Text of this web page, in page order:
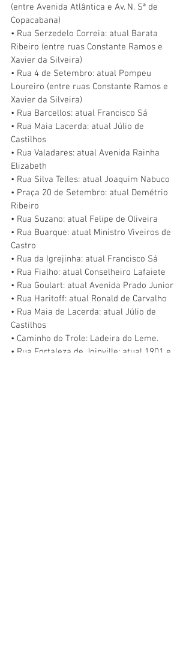
(entre Avenida Atlântica e Av. N. Sª de
Copacabana)
• Rua Serzedelo Correia: atual Barata
Ribeiro (entre ruas Constante Ramos e
Xavier da Silveira)
• Rua 4 de Setembro: atual Pompeu
Loureiro (entre ruas Constante Ramos e
Xavier da Silveira)
• Rua Barcellos: atual Francisco Sá
• Rua Maia Lacerda: atual Júlio de
Castilhos
• Rua Valadares: atual Avenida Rainha
Elizabeth
• Rua Silva Telles: atual Joaquim Nabuco
• Praça 20 de Setembro: atual Demétrio
Ribeiro
• Rua Suzano: atual Felipe de Oliveira
• Rua Buarque: atual Ministro Viveiros de
Castro
• Rua da Igrejinha: atual Francisco Sá
• Rua Fialho: atual Conselheiro Lafaiete
• Rua Goulart: atual Avenida Prado Junior
• Rua Haritoff: atual Ronald de Carvalho
• Rua Maia de Lacerda: atual Júlio de
Castilhos
• Caminho do Trole: Ladeira do Leme.
• Rua Fortaleza de Joinville: atual 1901 e